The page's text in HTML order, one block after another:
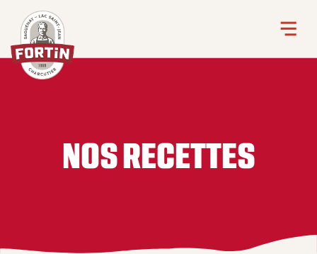
NOS RECETTES